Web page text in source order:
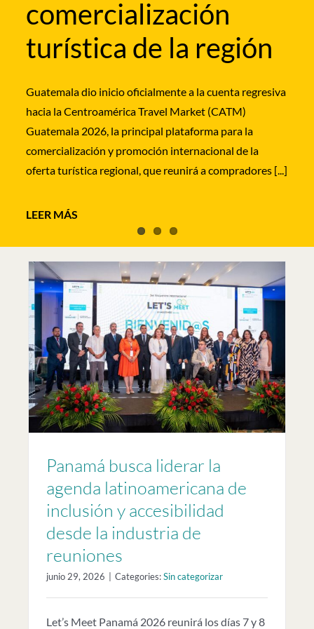
comercialización
turística de la región
Guatemala dio inicio oficialmente a la cuenta regresiva
hacia la Centroamérica Travel Market (CATM)
Guatemala 2026, la principal plataforma para la
comercialización y promoción internacional de la
oferta turística regional, que reunirá a compradores [...]
LEER MÁS
los segmentos de bodas destino, lunas de miel y
turismo de [...]
La Embajada de España en El Salvador acogió este
miércoles la presentación institucional de la nueva
ruta de IBEROJET que unirá, a partir del próximo 13
Panamá busca liderar la
agenda latinoamericana de
inclusión y accesibilidad
desde la industria de
reuniones
junio 29, 2026 Categories:Sin categorizar
Let’s Meet Panamá 2026 reunirá los días 7 y 8